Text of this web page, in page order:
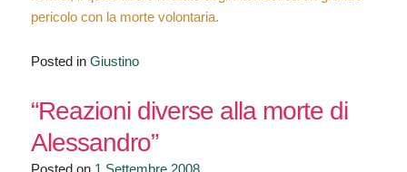
pericolo con la morte volontaria.
Posted in Giustino
“Reazioni diverse alla morte di
Alessandro”
Posted on 1 Settembre 2008